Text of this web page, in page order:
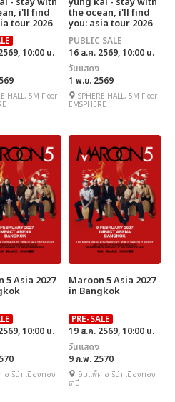
i'll find
tour 2026
10:00 น.
HALL, 5M Floor
the ocean, i'll find
you: asia tour 2026
PUBLIC SALE
16 ส.ค. 2569, 10:00 น.
วันแสดง
1 พ.ย. 2569
SPHERE HALL, 5M Floor
EMSPHERE
5 Asia 2027
10:00 น.
ารีน่า เมืองทอง
Maroon 5 Asia 2027
in Bangkok
PRE-SALE
19 ส.ค. 2569, 10:00 น.
วันแสดง
9 ก.พ. 2570
อิมแพ็ค อารีน่า เมืองทอง
ธานี